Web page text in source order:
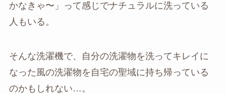
かなきゃ〜」って感じでナチュラルに洗っている
人もいる。
そんな洗濯機で、自分の洗濯物を洗ってキレイに
なった風の洗濯物を自宅の聖域に持ち帰っている
のかもしれない…。